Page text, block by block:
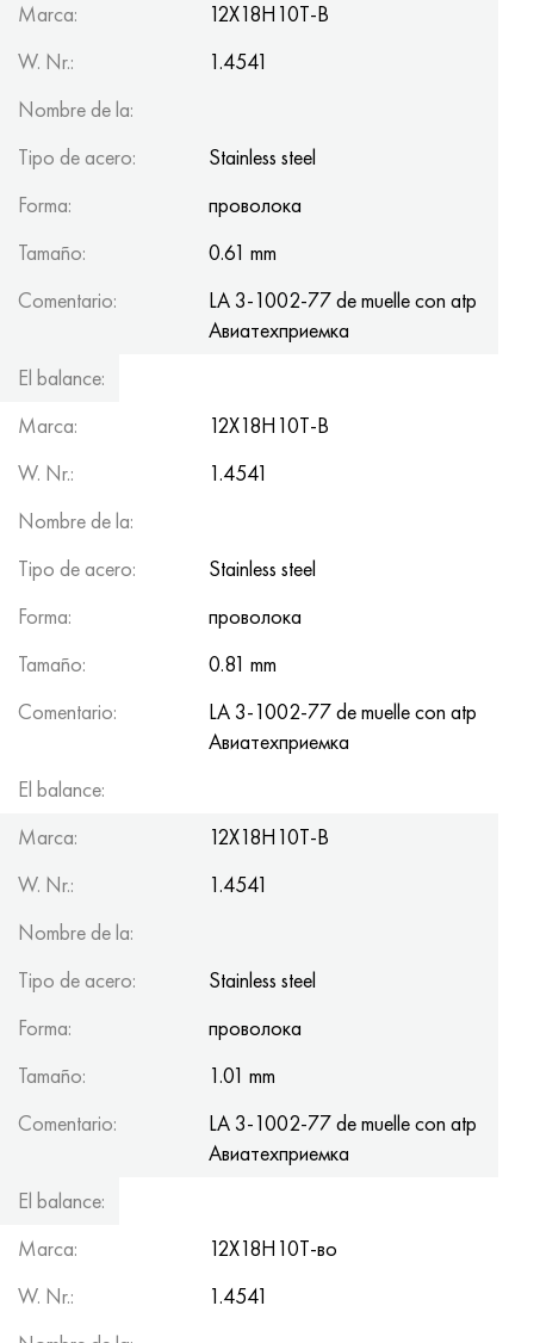
Marca:
12Х18Н10Т-В
W. Nr.:
1.4541
Nombre de la:
Tipo de acero:
Stainless steel
Forma:
проволока
Tamaño:
0.61 mm
Comentario:
LA 3-1002-77 de muelle con atp
Авиатеxприемка
El balance:
Marca:
12Х18Н10Т-В
W. Nr.:
1.4541
Nombre de la:
Tipo de acero:
Stainless steel
Forma:
проволока
Tamaño:
0.81 mm
Comentario:
LA 3-1002-77 de muelle con atp
Авиатеxприемка
El balance:
Marca:
12Х18Н10Т-В
W. Nr.:
1.4541
Nombre de la:
Tipo de acero:
Stainless steel
Forma:
проволока
Tamaño:
1.01 mm
Comentario:
LA 3-1002-77 de muelle con atp
Авиатеxприемка
El balance:
Marca:
12Х18Н10Т-во
W. Nr.:
1.4541